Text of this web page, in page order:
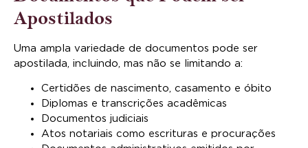
Apostilados
Uma ampla variedade de documentos pode ser
apostilada, incluindo, mas não se limitando a:
Certidões de nascimento, casamento e óbito
Diplomas e transcrições acadêmicas
Documentos judiciais
Atos notariais como escrituras e procurações